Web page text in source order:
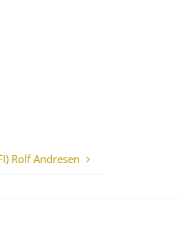
Rolf Andresen